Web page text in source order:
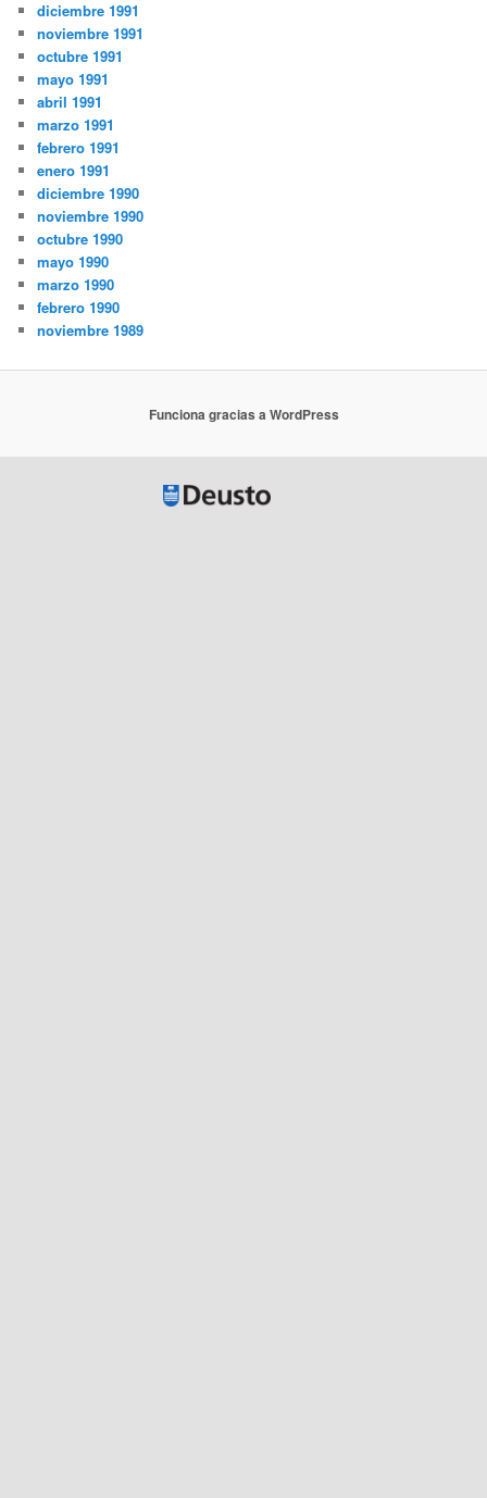
diciembre 1991
noviembre 1991
octubre 1991
mayo 1991
abril 1991
marzo 1991
febrero 1991
enero 1991
diciembre 1990
noviembre 1990
octubre 1990
mayo 1990
marzo 1990
febrero 1990
noviembre 1989
Funciona gracias a WordPress